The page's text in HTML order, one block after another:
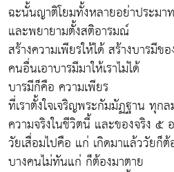
ฉะนั้นญาติโยมทั้งหลายอย่าประมาท
และพยายามตั้งสติอารมณ์
สร้างความเพียรให้ได้ สร้างบารมีขอ
คนอื่นเอาบารมีมาให้เราไม่ได้
บารมีก็คือ ความเพียร
ที่เราตั้งใจเจริญพระกัมมัฏฐาน ทุกล
ความจริงในชีวิตนี้ และของจริง ๕
วัยเสื่อมไปคือ แก่ เกิดมาแล้ววัยก็
บางคนไม่ทันแก่ ก็ต้องมาตาย